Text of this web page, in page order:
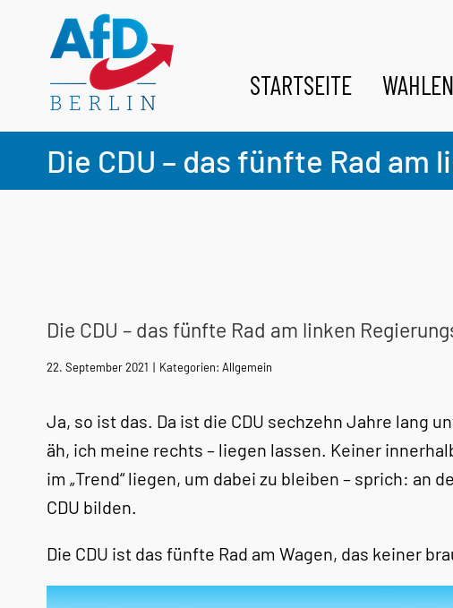
STARTSEITE
Die CDU – das fünfte Rad am
Die CDU – das fünfte Rad am linken
22. September 2021 | Kategorien: Allgemein
Ja, so ist das. Da ist die CDU sechzehn Jahre lang
äh, ich meine rechts – liegen lassen. Keiner
im „Trend“ liegen, um dabei zu bleiben – sprich: an
CDU bilden.
Die CDU ist das fünfte Rad am Wagen, das keiner